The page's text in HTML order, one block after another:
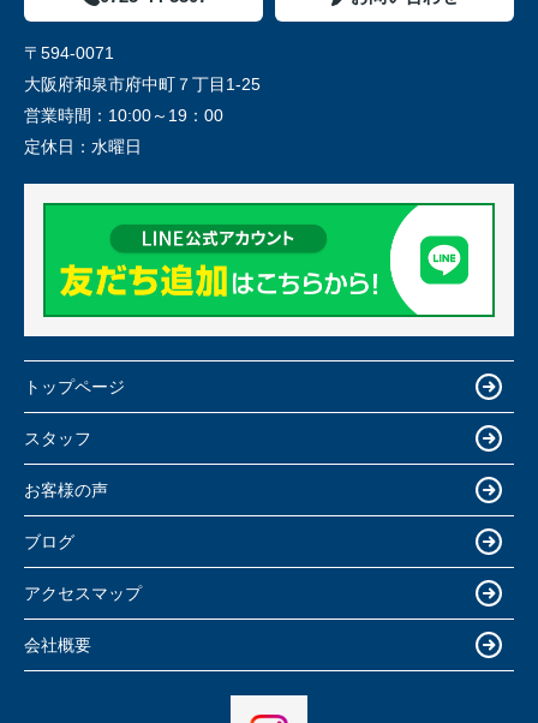
〒594-0071
大阪府和泉市府中町７丁目1-25
営業時間： 10:00～19：00
定休日： 水曜日
トップページ
スタッフ
お客様の声
ブログ
アクセスマップ
会社概要